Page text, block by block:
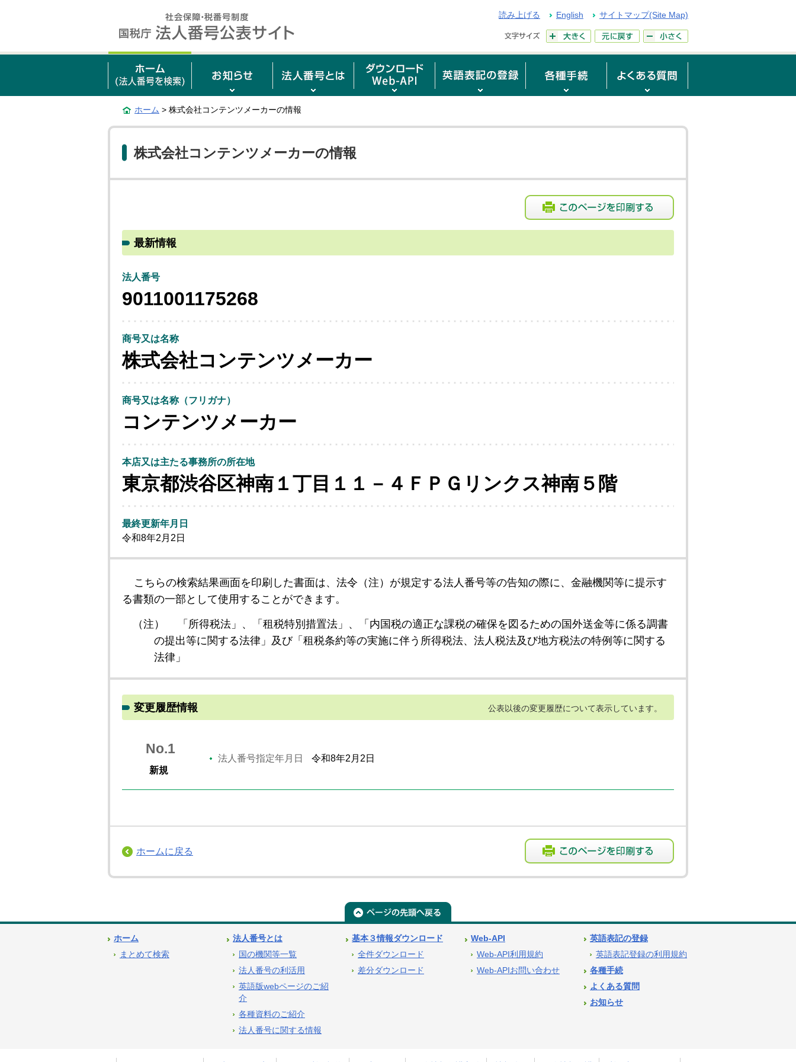
読み上げる English サイトマップ(Site Map)
ホーム > 株式会社コンテンツメーカーの情報
株式会社コンテンツメーカーの情報
最新情報
法人番号
9011001175268
商号又は名称
株式会社コンテンツメーカー
商号又は名称（フリガナ）
コンテンツメーカー
本店又は主たる事務所の所在地
東京都渋谷区神南１丁目１１－４ＦＰＧリンクス神南５階
最終更新年月日
令和8年2月2日
こちらの検索結果画面を印刷した書面は、法令（注）が規定する法人番号等の告知の際に、金融機関等に提示す
る書類の一部として使用することができます。
（注）
「所得税法」、「租税特別措置法」、「内国税の適正な課税の確保を図るための国外送金等に係る調書
の提出等に関する法律」及び「租税条約等の実施に伴う所得税法、法人税法及び地方税法の特例等に関する
法律」
変更履歴情報 公表以後の変更履歴について表示しています。
No.1
新規
法人番号指定年月日 令和8年2月2日
ホームに戻る
ホーム
まとめて検索
法人番号とは
国の機関等一覧
法人番号の利活用
英語版webページのご紹
介
各種資料のご紹介
法人番号に関する情報
基本３情報ダウンロード
全件ダウンロード
差分ダウンロード
Web-API
Web-API利用規約
Web-APIお問い合わせ
英語表記の登録
英語表記登録の利用規約
各種手続
よくある質問
お知らせ